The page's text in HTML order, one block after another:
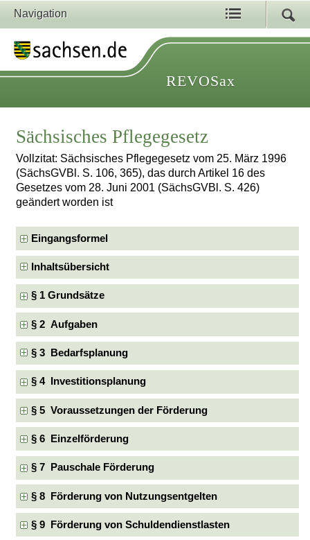
Navigation
REVOSax
Sächsisches Pflegegesetz
Vollzitat: Sächsisches Pflegegesetz vom 25. März 1996
(SächsGVBl. S. 106, 365), das durch Artikel 16 des
Gesetzes vom 28. Juni 2001 (SächsGVBl. S. 426)
geändert worden ist
Eingangsformel
Inhaltsübersicht
§ 1 Grundsätze
§ 2 Aufgaben
§ 3 Bedarfsplanung
§ 4 Investitionsplanung
§ 5 Voraussetzungen der Förderung
§ 6 Einzelförderung
§ 7 Pauschale Förderung
§ 8 Förderung von Nutzungsentgelten
§ 9 Förderung von Schuldendienstlasten